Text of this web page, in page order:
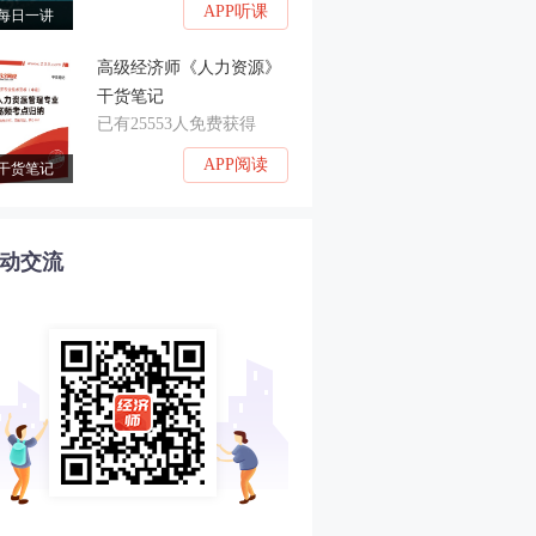
日一讲 APP听课
货笔记
高级经济师《人力资源》
干货笔记
已有25553人免费获得
APP阅读
交流